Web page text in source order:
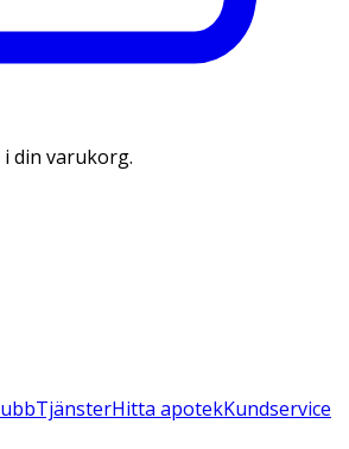
din varukorg.
TjänsterHitta apotekKundservice